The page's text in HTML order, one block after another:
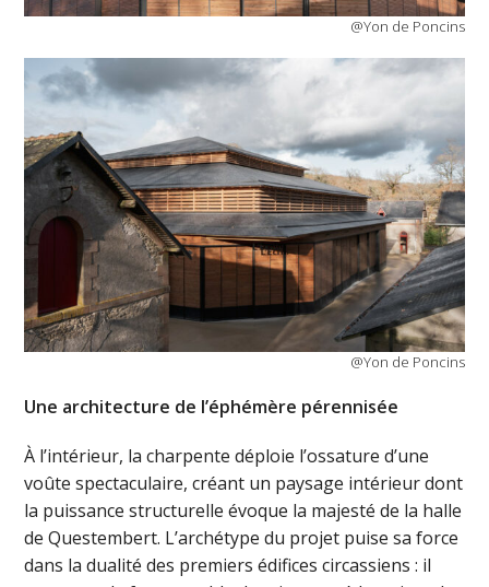
@Yon de Poncins
@Yon de Poncins
Une architecture de l’éphémère pérennisée
À l’intérieur, la charpente déploie l’ossature d’une
voûte spectaculaire, créant un paysage intérieur dont
la puissance structurelle évoque la majesté de la halle
de Questembert. L’archétype du projet puise sa force
dans la dualité des premiers édifices circassiens : il